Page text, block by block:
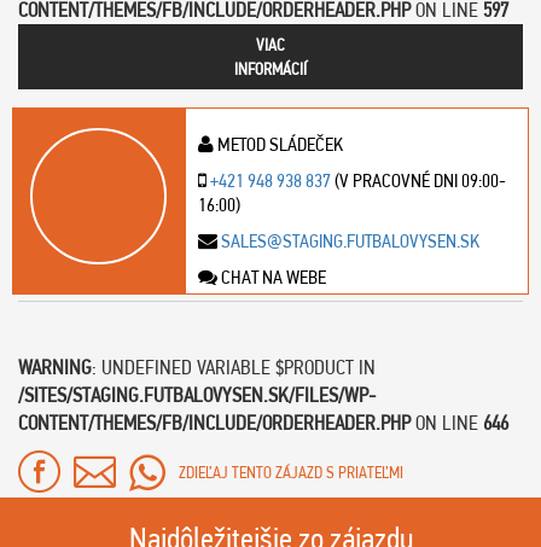
CONTENT/THEMES/FB/INCLUDE/ORDERHEADER.PHPON LINE 597
VIAC
INFORMÁCIÍ
METOD SLÁDEČEK
+421 948 938 837(V PRACOVNÉ DNI 09:00-
16:00)
SALES@STAGING.FUTBALOVYSEN.SK
CHAT NA WEBE
WARNING: UNDEFINED VARIABLE $PRODUCT IN
/SITES/STAGING.FUTBALOVYSEN.SK/FILES/WP-
CONTENT/THEMES/FB/INCLUDE/ORDERHEADER.PHPON LINE 646
ZDIEĽAJ TENTO ZÁJAZD S PRIATEĽMI
Najdôležitejšie zo zájazdu